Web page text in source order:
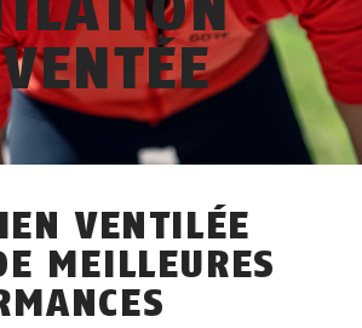
VENTILÉE
MEILLEURES